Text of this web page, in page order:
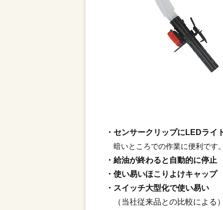
・センサークリップにLEDライ
暗いところでの作業に便利です
・給油が終わると自動的に停止
・使い易いほこりよけキャップ
・スイッチ大型化で使い易い
（当社従来品との比較による